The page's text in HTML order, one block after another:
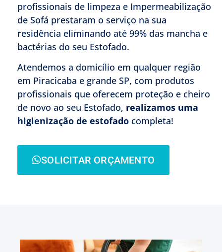
profissionais de limpeza e Impermeabilização
de Sofá prestaram o serviço na sua
residência eliminando até 99% das mancha e
bactérias do seu Estofado.
Atendemos a domicílio em qualquer região
em Piracicaba e grande SP, com produtos
profissionais que oferecem proteção e cheiro
de novo ao seu Estofado, realizamos uma
higienização de estofado completa!
SOLICITAR ORÇAMENTO